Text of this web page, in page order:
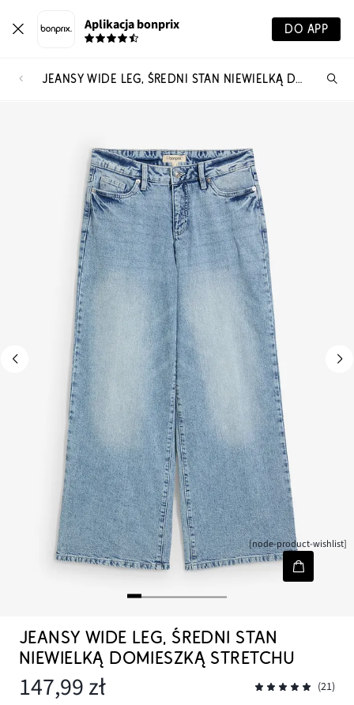
Aplikacja bonprix DO APP
JEANSY WIDE LEG, ŚREDNI STAN NIEWIELKĄ DOMIESZKĄ STRETCHU
[node-product-wishlist]
JEANSY WIDE LEG, ŚREDNI STAN
NIEWIELKĄ DOMIESZKĄ STRETCHU
147,99 zł (21)